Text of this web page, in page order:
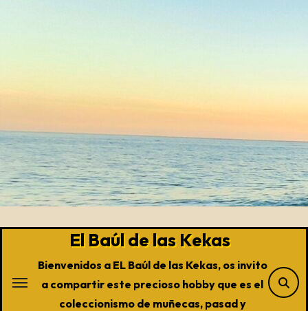
El Baúl de las Kekas
Bienvenidos a EL Baúl de las Kekas, os invito
a compartir este precioso hobby que es el
coleccionismo de muñecas, pasad y